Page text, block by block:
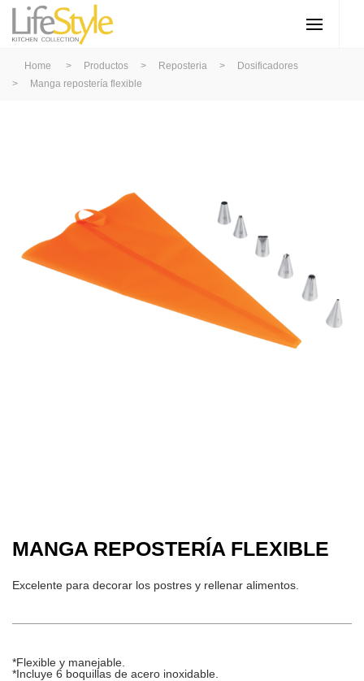
Home > Productos > Reposteria >
Dosificadores
>
Manga repostería flexible
MANGA REPOSTERÍA FLEXIBLE
Excelente para decorar los postres y rellenar alimentos.
*Flexible y manejable.
*Incluye 6 boquillas de acero inoxidable.